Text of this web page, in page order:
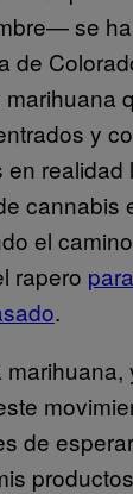
se
de
y
realidad
cannabis
el
rapero para
.
de